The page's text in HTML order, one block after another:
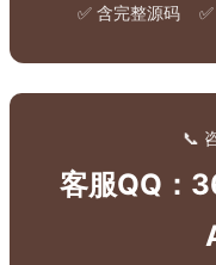
✅ 含完整源码
📞
客服QQ：